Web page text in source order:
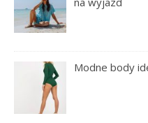
Modne body